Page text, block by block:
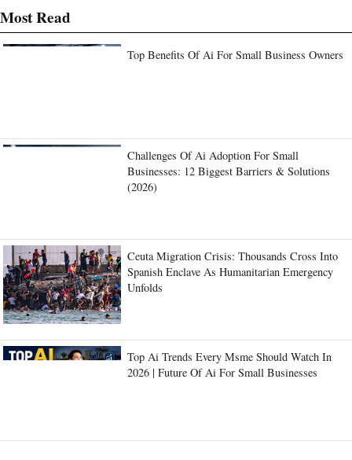
Most Read
Top Benefits Of Ai For Small Business Owners
Challenges Of Ai Adoption For Small
Businesses: 12 Biggest Barriers & Solutions
(2026)
Ceuta Migration Crisis: Thousands Cross Into
Spanish Enclave As Humanitarian Emergency
Unfolds
Top Ai Trends Every Msme Should Watch In
2026 | Future Of Ai For Small Businesses